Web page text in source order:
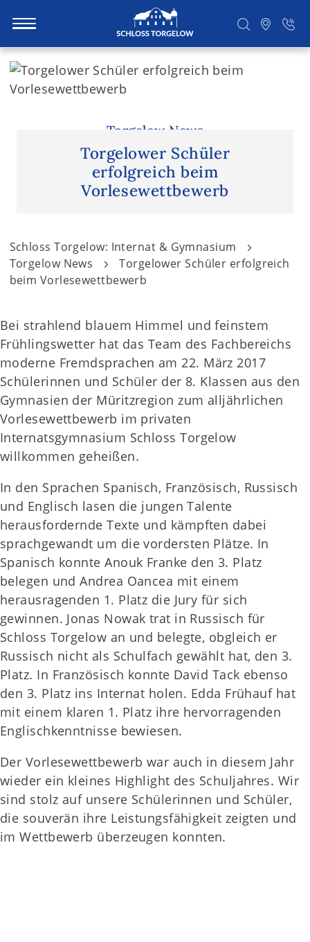
S
Torgelow News
Torgelower Schüler
erfolgreich beim
Vorlesewettbewerb
Schloss Torgelow: Internat & Gymnasium
Torgelow News
Torgelower Schüler erfolgreich
beim Vorlesewettbewerb
Bei strahlend blauem Himmel und feinstem
Frühlingswetter hat das Team des Fachbereichs
moderne Fremdsprachen am 22. März 2017
Schülerinnen und Schüler der 8. Klassen aus den
Gymnasien der Müritzregion zum alljährlichen
Vorlesewettbewerb im privaten
Internatsgymnasium Schloss Torgelow
willkommen geheißen.
In den Sprachen Spanisch, Französisch, Russisch
und Englisch lasen die jungen Talente
herausfordernde Texte und kämpften dabei
sprachgewandt um die vordersten Plätze. In
Spanisch konnte Anouk Franke den 3. Platz
belegen und Andrea Oancea mit einem
herausragenden 1. Platz die Jury für sich
gewinnen. Jonas Nowak trat in Russisch für
Schloss Torgelow an und belegte, obgleich er
Russisch nicht als Schulfach gewählt hat, den 3.
Platz. In Französisch konnte David Tack ebenso
den 3. Platz ins Internat holen. Edda Frühauf hat
mit einem klaren 1. Platz ihre hervorragenden
Englischkenntnisse bewiesen.
Der Vorlesewettbewerb war auch in diesem Jahr
wieder ein kleines Highlight des Schuljahres. Wir
sind stolz auf unsere Schülerinnen und Schüler,
die souverän ihre Leistungsfähigkeit zeigten und
im Wettbewerb überzeugen konnten.